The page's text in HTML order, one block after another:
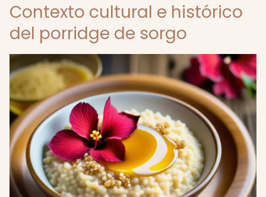
Contexto cultural e histórico
del porridge de sorgo